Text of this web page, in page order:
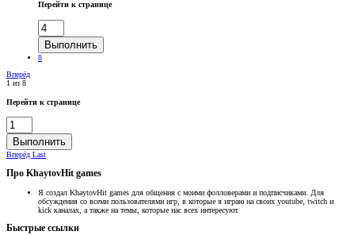
Перейти к странице
Выполнить
8
Вперёд
1 из 8
Перейти к странице
Выполнить
Вперёд Last
Про KhaytovHit games
Я создал KhaytovHit games для общения с моими фолловерами и подписчиками. Для
обсуждения со всеми пользователями игр, в которые я играю на своих youtube, twitch и
kick каналах, а также на темы, которые нас всех интересуют.
Быстрые ссылки